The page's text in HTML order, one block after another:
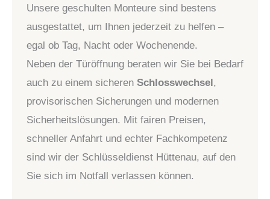
Unsere geschulten Monteure sind bestens
ausgestattet, um Ihnen jederzeit zu helfen –
egal ob Tag, Nacht oder Wochenende.
Neben der Türöffnung beraten wir Sie bei Bedarf
auch zu einem sicheren Schlosswechsel,
provisorischen Sicherungen und modernen
Sicherheitslösungen. Mit fairen Preisen,
schneller Anfahrt und echter Fachkompetenz
sind wir der Schlüsseldienst Hüttenau, auf den
Sie sich im Notfall verlassen können.